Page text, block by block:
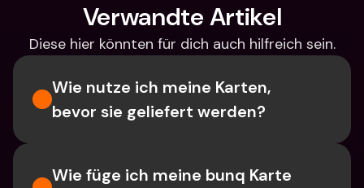
Verwandte Artikel
Diese hier könnten für dich auch hilfreich sein.
Wie nutze ich meine Karten,
bevor sie geliefert werden?
Wie füge ich meine bunq Karte